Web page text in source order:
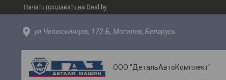
Начать продавать на Deal.by
ул.Челюскинцев, 172-Б, Могилев, Беларусь
ООО "ДетальАвтоКомплект"